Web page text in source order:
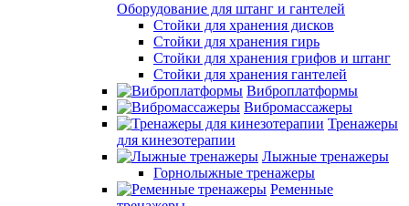
Оборудование для штанг и гантелей
Стойки для хранения дисков
Стойки для хранения гирь
Стойки для хранения грифов и штанг
Стойки для хранения гантелей
Виброплатформы
Вибромассажеры
Тренажеры
для кинезотерапии
Лыжные тренажеры
Горнолыжные тренажеры
Ременные